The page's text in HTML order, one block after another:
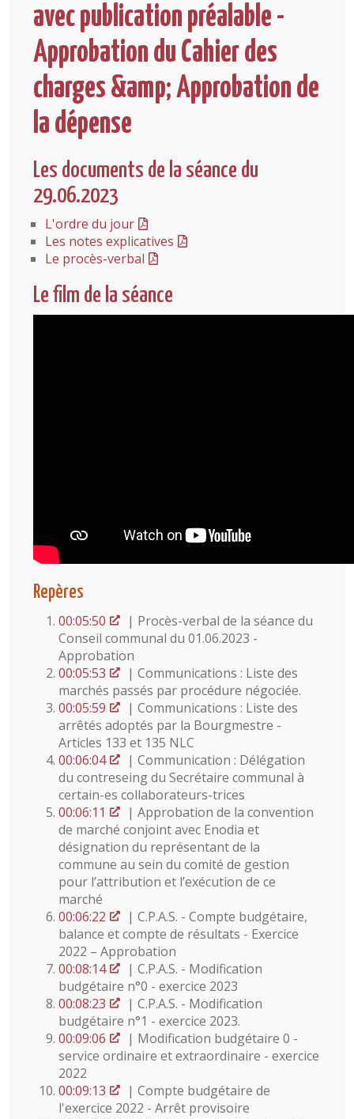
avec publication préalable -
Approbation du Cahier des
charges &amp; Approbation de
la dépense
Les documents de la séance du
29.06.2023
L'ordre du jour
Les notes explicatives
Le procès-verbal
Le film de la séance
Repères
00:05:50
| Procès-verbal de la séance du
Conseil communal du 01.06.2023 -
Approbation
00:05:53
| Communications : Liste des
marchés passés par procédure négociée.
00:05:59
| Communications : Liste des
arrêtés adoptés par la Bourgmestre -
Articles 133 et 135 NLC
00:06:04
| Communication : Délégation
du contreseing du Secrétaire communal à
certain-es collaborateurs-trices
00:06:11
| Approbation de la convention
de marché conjoint avec Enodia et
désignation du représentant de la
commune au sein du comité de gestion
pour l’attribution et l’exécution de ce
marché
00:06:22
| C.P.A.S. - Compte budgétaire,
balance et compte de résultats - Exercice
2022 – Approbation
00:08:14
| C.P.A.S. - Modification
budgétaire n°0 - exercice 2023
00:08:23
| C.P.A.S. - Modification
budgétaire n°1 - exercice 2023.
00:09:06
| Modification budgétaire 0 -
service ordinaire et extraordinaire - exercice
2022
00:09:13
| Compte budgétaire de
l'exercice 2022 - Arrêt provisoire